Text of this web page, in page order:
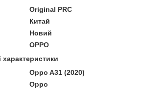
Original PRC
Китай
Новий
OPPO
Oppo A31 (2020)
Oppo